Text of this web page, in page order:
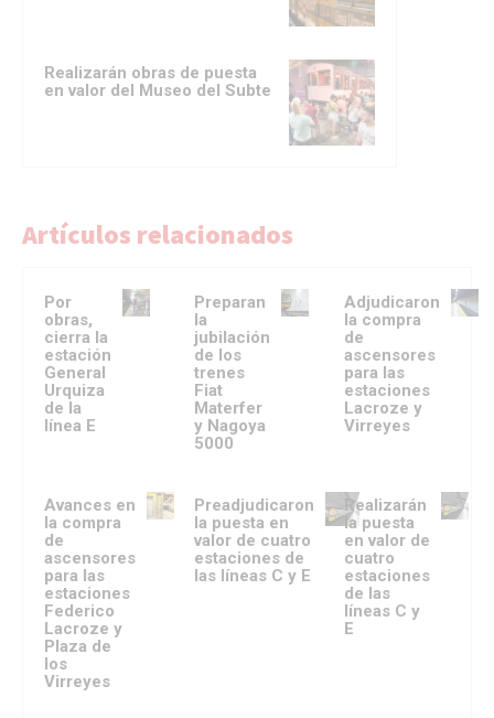
Realizarán obras de puesta
en valor del Museo del Subte
Artículos relacionados
Por
obras,
cierra la
estación
General
Urquiza
de la
línea E
Preparan
la
jubilación
de los
trenes
Fiat
Materfer
y Nagoya
5000
Adjudicaron
la compra
de
ascensores
para las
estaciones
Lacroze y
Virreyes
Avances en
la compra
de
ascensores
para las
estaciones
Federico
Lacroze y
Plaza de
los
Virreyes
Preadjudicaron
la puesta en
valor de cuatro
estaciones de
las líneas C y E
Realizarán
la puesta
en valor de
cuatro
estaciones
de las
líneas C y
E